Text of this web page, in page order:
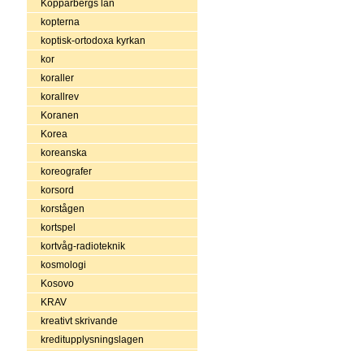
Kopparbergs län
kopterna
koptisk-ortodoxa kyrkan
kor
koraller
korallrev
Koranen
Korea
koreanska
koreografer
korsord
korstågen
kortspel
kortvåg-radioteknik
kosmologi
Kosovo
KRAV
kreativt skrivande
kreditupplysningslagen